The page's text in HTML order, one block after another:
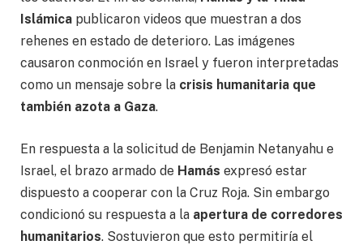
Islámica publicaron videos que muestran a dos
rehenes en estado de deterioro. Las imágenes
causaron conmoción en Israel y fueron interpretadas
como un mensaje sobre la crisis humanitaria que
también azota a Gaza.
En respuesta a la solicitud de Benjamin Netanyahu e
Israel, el brazo armado de Hamás expresó estar
dispuesto a cooperar con la Cruz Roja. Sin embargo
condicionó su respuesta a la apertura de corredores
humanitarios. Sostuvieron que esto permitiría el